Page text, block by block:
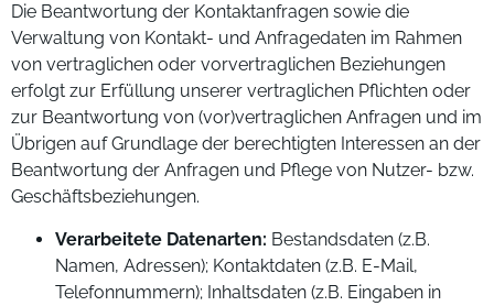
Die Beantwortung der Kontaktanfragen sowie die
Verwaltung von Kontakt- und Anfragedaten im Rahmen
von vertraglichen oder vorvertraglichen Beziehungen
erfolgt zur Erfüllung unserer vertraglichen Pflichten oder
zur Beantwortung von (vor)vertraglichen Anfragen und im
Übrigen auf Grundlage der berechtigten Interessen an der
Beantwortung der Anfragen und Pflege von Nutzer- bzw.
Geschäftsbeziehungen.
Verarbeitete Datenarten: Bestandsdaten (z.B.
Namen, Adressen); Kontaktdaten (z.B. E-Mail,
Telefonnummern); Inhaltsdaten (z.B. Eingaben in